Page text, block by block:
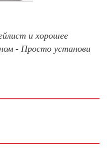
и хорошее
- Просто установи